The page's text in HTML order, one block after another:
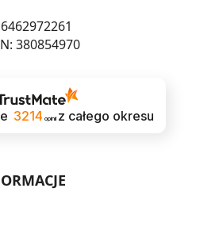
380854970
3214 opinii z całego okresu